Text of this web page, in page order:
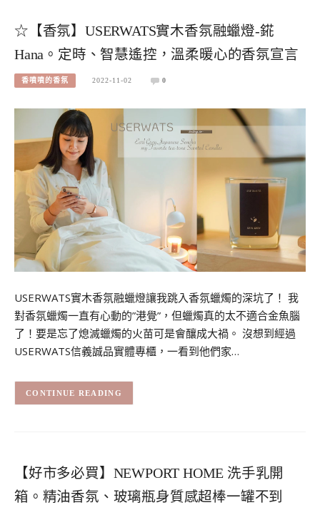
☆【香氛】USERWATS實木香氛融蠟燈-錵
Hana。定時、智慧遙控，溫柔暖心的香氛宣言
香噴噴的香氛 2022-11-02 0
USERWATS實木香氛融蠟燈讓我跳入香氛蠟燭的深坑了！ 我
對香氛蠟燭一直有心動的”港覺”，但蠟燭真的太不適合金魚腦
了！要是忘了熄滅蠟燭的火苗可是會釀成大禍。 沒想到經過
USERWATS信義誠品實體專櫃，一看到他們家…
CONTINUE READING
【好市多必買】NEWPORT HOME 洗手乳開
箱。精油香氛、玻璃瓶身質感超棒一罐不到